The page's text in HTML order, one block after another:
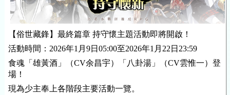
【俗世藏鋒】最終篇章 持守懷主題活動即將開啟！
活動時間：2026年1月9日05:00至2026年1月22日23:59
食魂「雄黃酒」（CV余昌宇）「八卦湯」（CV雲惟一）登
場！
現為少主奉上各階段主要活動一覽。